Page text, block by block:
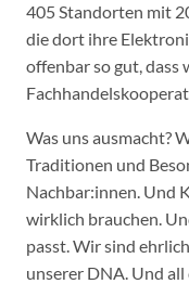
405 Standorten mit
die dort ihre
offenbar so gut, dass
Was uns ausmacht?
Traditionen und
Nachbar:innen. Und
wirklich brauchen.
passt. Wir sind
unserer DNA. Und